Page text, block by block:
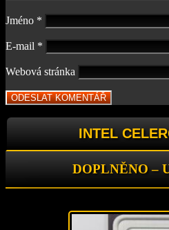
Jméno *
E-mail *
Webová stránka
INTEL
DOPLNĚNO –